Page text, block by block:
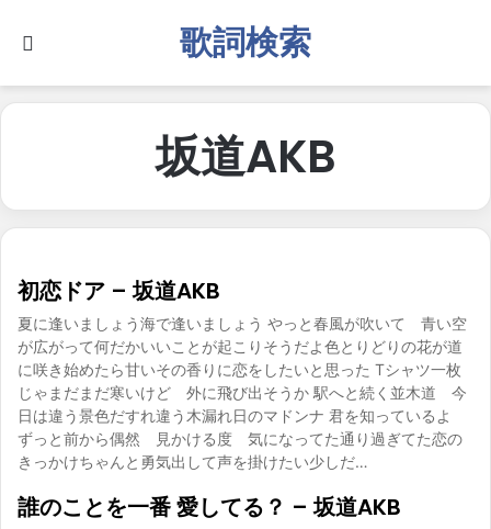
歌詞検索
坂道AKB
初恋ドア – 坂道AKB
夏に逢いましょう海で逢いましょう やっと春風が吹いて 青い空
が広がって何だかいいことが起こりそうだよ色とりどりの花が道
に咲き始めたら甘いその香りに恋をしたいと思った Tシャツ一枚
じゃまだまだ寒いけど 外に飛び出そうか 駅へと続く並木道 今
日は違う景色だすれ違う木漏れ日のマドンナ 君を知っているよ
ずっと前から偶然 見かける度 気になってた通り過ぎてた恋の
きっかけちゃんと勇気出して声を掛けたい少しだ…
誰のことを一番 愛してる？ – 坂道AKB